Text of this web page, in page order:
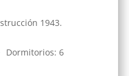
1943.
Dormitorios: 6